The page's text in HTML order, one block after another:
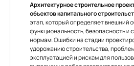
Архитектурное строительное
объектов капитального
этап, который определяет внешний
функциональность, безопасность и
нормам. Ошибки на стадии
удорожанию строительства,
эксплуатацией и рискам для